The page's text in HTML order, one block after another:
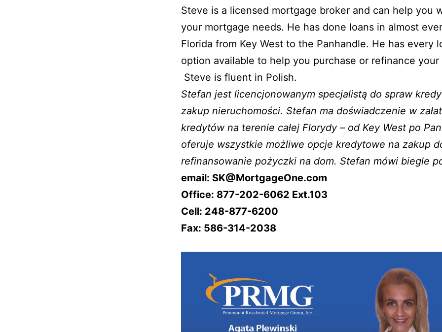
Steve is a licensed mortgage broker and can help you
your mortgage needs. He has done loans in almost
Florida from Key West to the Panhandle. He has every
option available to help you purchase or refinance your
Steve is fluent in Polish.
Stefan jest licencjonowanym specjalistą do spraw
zakup nieruchomości. Stefan ma doświadczenie w
kredytów na terenie całej Florydy – od Key West po
oferuje wszystkie możliwe opcje kredytowe na zakup
refinansowanie pożyczki na dom. Stefan mówi biegle
email: SK@MortgageOne.com
Office: 877-202-6062 Ext.103
Cell: 248-877-6200
Fax: 586-314-2038